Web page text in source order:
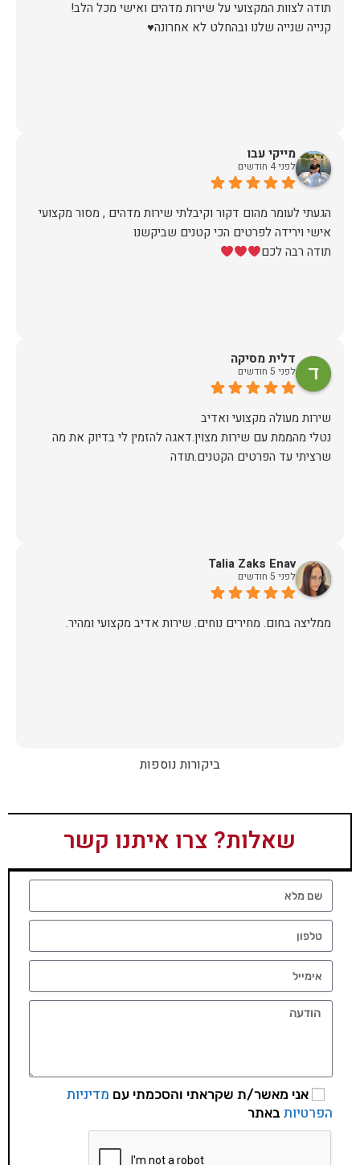
קנייה שנייה שלנו ובהחלט לא אחרונה♥️
מייקי עבו
לפני 4 חודשים
הגעתי לעומר מהום דקור וקיבלתי שירות מדהים , מסור מקצועי
תודה רבה לכם
דלית מסיקה
לפני 5 חודשים
נטלי מהממת עם שירות מצוין.דאגה להזמין לי בדיוק את מה
שרציתי עד הפרטים הקטנים.תודה
Talia Zaks Enav
לפני 5 חודשים
ממליצה בחום. מחירים נוחים. שירות אדיב מקצועי ומהיר.
ביקורות נוספות
שאלות? צרו איתנו קשר
אני מאשר/ת שקראתי והסכמתי עם מדיניות
הפרטיות באתר